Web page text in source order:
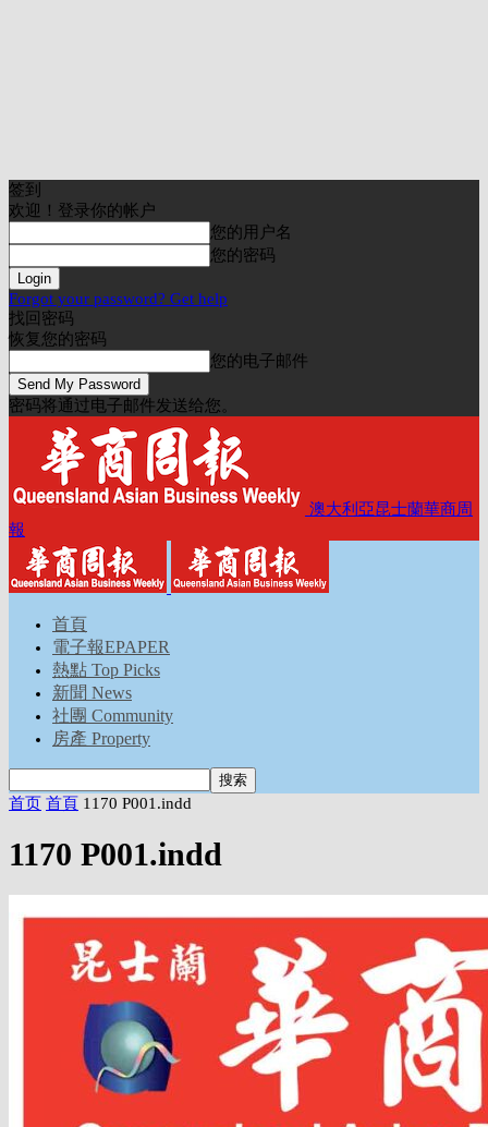
签到
欢迎！登录你的帐户
您的用户名
您的密码
Forgot your password? Get help
找回密码
恢复您的密码
您的电子邮件
密码将通过电子邮件发送给您。
澳大利亞昆士蘭華商周
報
首頁
電子報EPAPER
熱點 Top Picks
新聞 News
社團 Community
房產 Property
首页 首頁 1170 P001.indd
1170 P001.indd